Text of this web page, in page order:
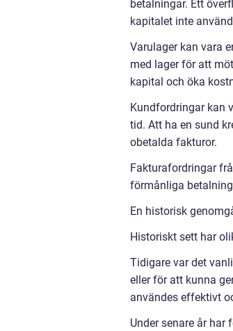
betalningar. Ett
kapitalet inte
Varulager kan vara
med lager för att
kapital och öka
Kundfordringar kan
tid. Att ha en sund
obetalda fakturor.
Fakturafordringar
förmånliga
En historisk
Historiskt sett har
Tidigare var det
eller för att kunna
användes effektivt
Under senare år